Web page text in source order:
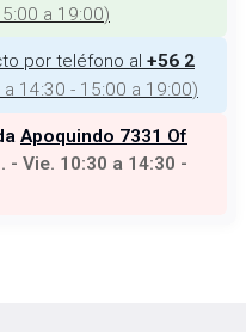
a 19:00)
por teléfono al +56 2
14:30 - 15:00 a 19:00)
Apoquindo 7331 Of
- Vie. 10:30 a 14:30 -